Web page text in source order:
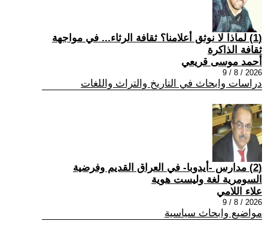
(1) لماذا لا نوثق أعلامنا؟ ثقافة الرثاء... في مواجهة
ثقافة الذاكرة
أحمد موسى قريعي
2026 / 8 / 9
دراسات وابحاث في التاريخ والتراث واللغات
(2) مدارس -أيدوبا- في العراق القديم وفرضية
السومرية لغة وليست هوية
علاء اللامي
2026 / 8 / 9
مواضيع وابحاث سياسية